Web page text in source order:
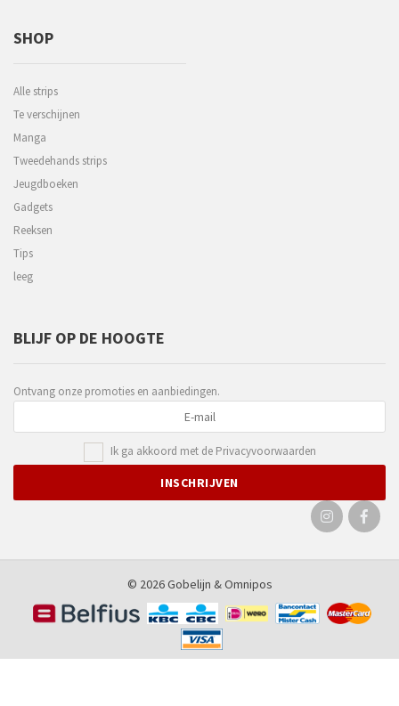
SHOP
Alle strips
Te verschijnen
Manga
Tweedehands strips
Jeugdboeken
Gadgets
Reeksen
Tips
leeg
BLIJF OP DE HOOGTE
Ontvang onze promoties en aanbiedingen.
Ik ga akkoord met de Privacyvoorwaarden
© 2026 Gobelijn &Omnipos